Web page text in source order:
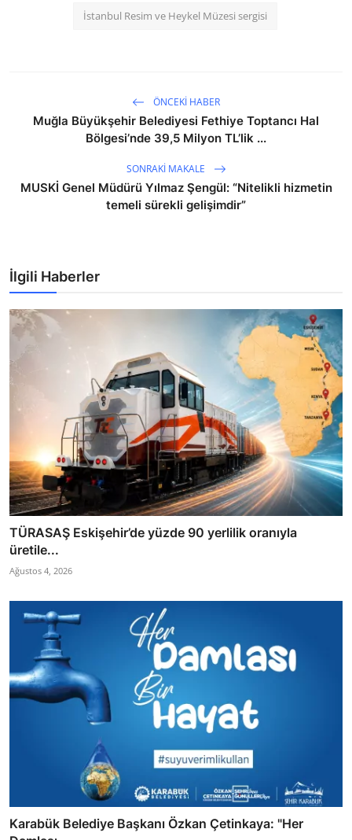
İstanbul Resim ve Heykel Müzesi sergisi
ÖNCEKI HABER
Muğla Büyükşehir Belediyesi Fethiye Toptancı Hal
Bölgesi’nde 39,5 Milyon TL’lik ...
SONRAKI MAKALE
MUSKİ Genel Müdürü Yılmaz Şengül: “Nitelikli hizmetin
temeli sürekli gelişimdir”
İlgili Haberler
TÜRASAŞ Eskişehir’de yüzde 90 yerlilik oranıyla
üretile...
Ağustos 4, 2026
Karabük Belediye Başkanı Özkan Çetinkaya: "Her